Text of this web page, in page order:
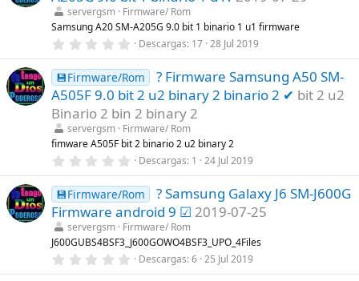
t
r
e
l
a
(
s
)
servergsm Firmware/ Rom
Samsung A20 SM-A205G 9.0 bit 1 binario 1 u1 firmware
0
0
e
s
e
l
a
(
s
)
Descargas 17 28 Jul 2019
💾Firmware/Rom
? Firmware Samsung A50 SM-
A505F 9.0 bit 2 u2 binary 2 binario 2 ✔ bit 2 u2
Binario 2 bin 2 binary 2
servergsm Firmware/ Rom
fimware A505F bit 2 binario 2 u2 binary 2
0
0
e
s
t
r
e
l
Descargas 1 24 Jul 2019
💾Firmware/Rom
? Samsung Galaxy J6 SM-J600G
Firmware android 9 ☑ 2019-07-25
servergsm Firmware/ Rom
J600GUBS4BSF3_J600GOWO4BSF3_UPO_4Files
0 Descargas 6 25 Jul 2019